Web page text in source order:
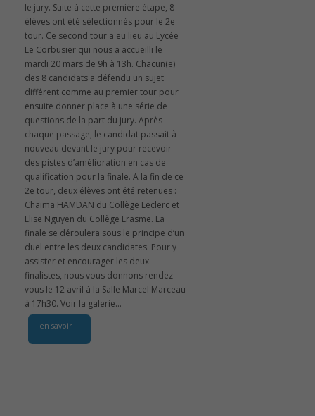
le jury. Suite à cette première étape, 8
élèves ont été sélectionnés pour le 2e
tour. Ce second tour a eu lieu au Lycée
Le Corbusier qui nous a accueilli le
mardi 20 mars de 9h à 13h. Chacun(e)
des 8 candidats a défendu un sujet
différent comme au premier tour pour
ensuite donner place à une série de
questions de la part du jury. Après
chaque passage, le candidat passait à
nouveau devant le jury pour recevoir
des pistes d’amélioration en cas de
qualification pour la finale. A la fin de ce
2e tour, deux élèves ont été retenues :
Chaima HAMDAN du Collège Leclerc et
Elise Nguyen du Collège Erasme. La
finale se déroulera sous le principe d’un
duel entre les deux candidates. Pour y
assister et encourager les deux
finalistes, nous vous donnons rendez-
vous le 12 avril à la Salle Marcel Marceau
à 17h30. Voir la galerie...
en savoir +